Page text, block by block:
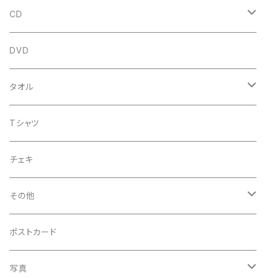
CD
アルバム
企画CD
シングル
DVD
タオル
菅沼温泉タオル
菅沼エアーかおる
菅沼温泉ハンカチタオル
手ぬぐい
Tシャツ
チェキ
その他
コースター
うちわ
ポストカード
写真